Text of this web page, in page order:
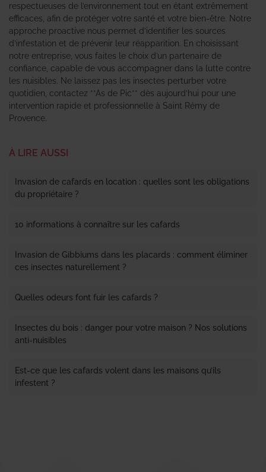
respectueuses de l’environnement tout en étant extrêmement
efficaces, afin de protéger votre santé et votre bien-être. Notre
approche proactive nous permet d’identifier les sources
d’infestation et de prévenir leur réapparition. En choisissant
notre entreprise, vous faites le choix d’un partenaire de
confiance, capable de vous accompagner dans la lutte contre
les nuisibles. Ne laissez pas les insectes perturber votre
quotidien, contactez **As de Pic** dès aujourd’hui pour une
intervention rapide et professionnelle à Saint Rémy de
Provence.
À LIRE AUSSI
Invasion de cafards en location : quelles sont les obligations
du propriétaire ?
10 informations à connaître sur les cafards
Invasion de Gibbiums dans les placards : comment éliminer
ces insectes naturellement ?
Quelles odeurs font fuir les cafards ?
Insectes du bois : danger pour votre maison ? Nos solutions
anti-nuisibles
Est-ce que les cafards volent dans les maisons qu’ils
infestent ?